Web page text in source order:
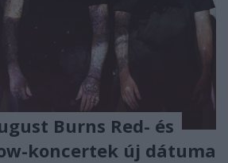
Burns Red- és
koncertek új dátuma